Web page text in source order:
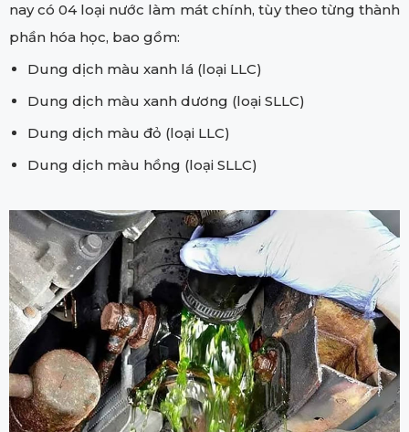
nay có 04 loại nước làm mát chính, tùy theo từng thành
phần hóa học, bao gồm:
Dung dịch màu xanh lá (loại LLC)
Dung dịch màu xanh dương (loại SLLC)
Dung dịch màu đỏ (loại LLC)
Dung dịch màu hồng (loại SLLC)